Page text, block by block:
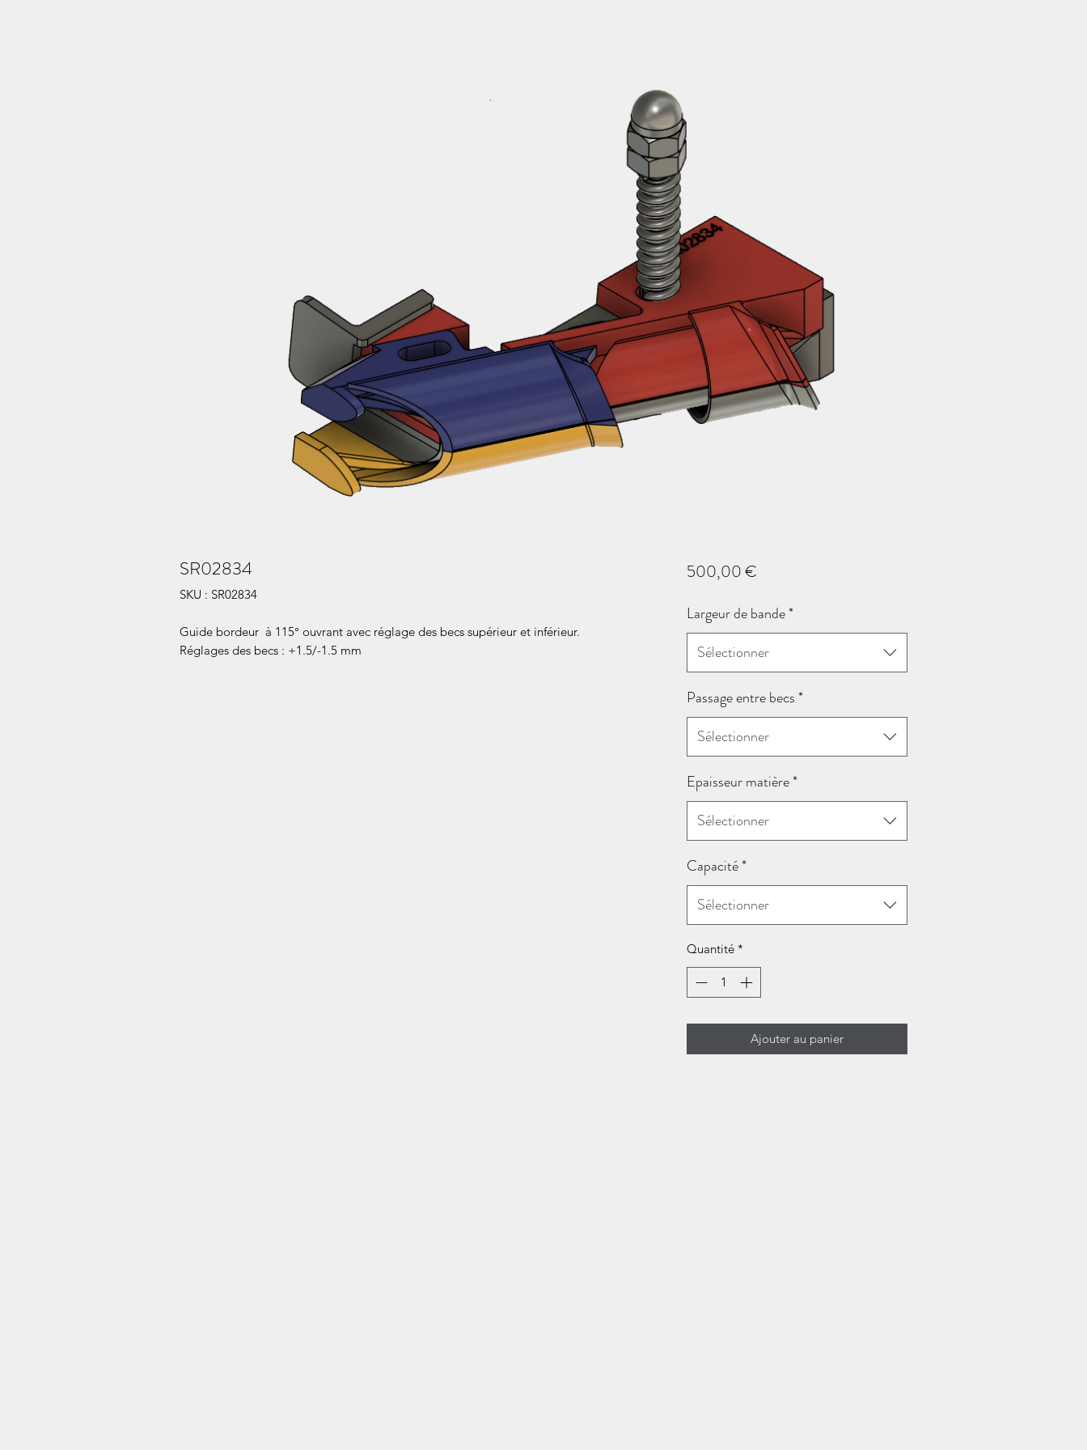
SR02834
SKU : SR02834
Guide bordeur à 115° ouvrant avec réglage des becs supérieur et inférieur.
Réglages des becs : +1.5/-1.5 mm
500,00 €Prix
Largeur de bande*
Sélectionner
Passage entre becs*
Sélectionner
Epaisseur matière*
Sélectionner
Capacité*
Sélectionner
Quantité *
Ajouter au panier